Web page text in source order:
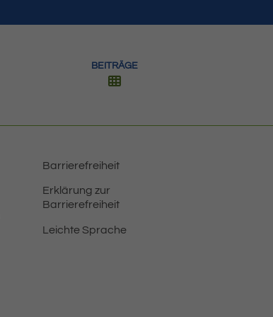
BEITRÄGE
Barrierefreiheit
Erklärung zur
Barrierefreiheit
Leichte Sprache